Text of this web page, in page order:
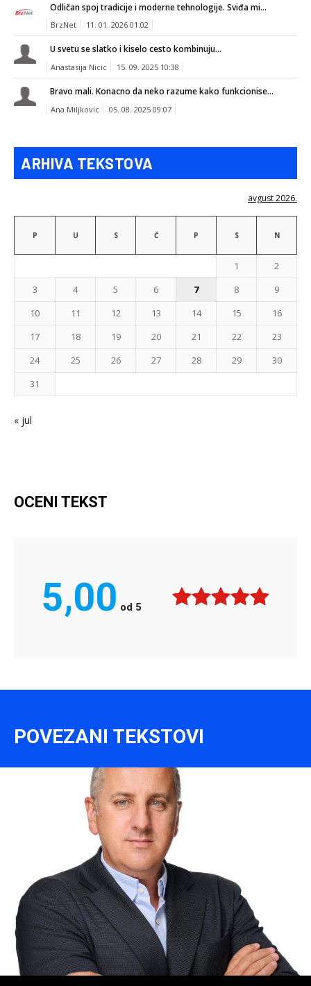
Odličan spoj tradicije i moderne tehnologije. Sviđa mi...
BrzNet 11. 01. 2026 01:02
U svetu se slatko i kiselo cesto kombinuju...
Anastasija Nicic 15. 09. 2025 10:38
Bravo mali. Konacno da neko razume kako funkcionise...
Ana Miljkovic 05. 08. 2025 09:07
ARHIVA TEKSTOVA
avgust 2026.
P U S Č P S N
1
2
3
4 5 6 7 8
9
10
11 12 13 14 15
16
17
18 19 20 21 22
23
24
25 26 27 28 29
30
31
« jul
OCENI TEKST
5,00 od 5
POVEZANI TEKSTOVI